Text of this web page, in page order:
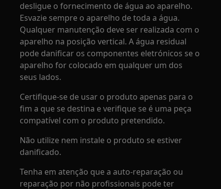
desligue o fornecimento de água ao aparelho.
Esvazie sempre o aparelho de toda a água.
Qualquer manutenção deve ser realizada com o
aparelho na posição vertical. A água residual
pode danificar os componentes eletrónicos se o
aparelho for colocado em qualquer um dos
seus lados.
Certifique-se de usar o produto apenas para o
fim a que se destina e verifique se é uma peça
compatível com o produto pretendido.
Não utilize nem instale o produto se estiver
danificado.
Tenha em atenção que a auto-reparação ou
reparação por não profissionais pode ter